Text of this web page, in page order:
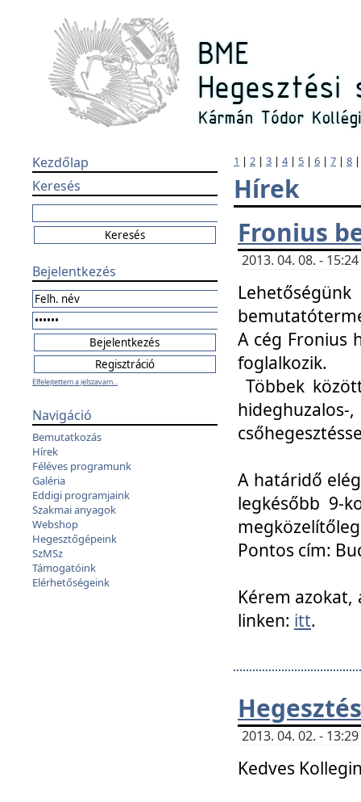
Kezdőlap
Keresés
Bejelentkezés
Elfelejtettem a jelszavam...
Navigáció
Bemutatkozás
Hírek
Féléves programunk
Galéria
Eddigi programjaink
Szakmai anyagok
Webshop
Hegesztőgépeink
SzMSz
Támogatóink
Elérhetőségeink
1 | 2 | 3 | 4| 5 | 6 | 7 | 8
Hírek
Fronius
2013. 04. 08. -
A cég Fronius
foglalkozik.
Többek
A határidő
legkésőbb 9-
Pontos cím:
Kérem azokat,
linken: itt.
2013. 04. 02. -
Kedves